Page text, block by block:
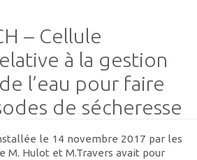
– Cellule
à la gestion
l’eau pour faire
de sécheresse
le 14 novembre 2017 par les
M. Hulot et M.Travers avait pour